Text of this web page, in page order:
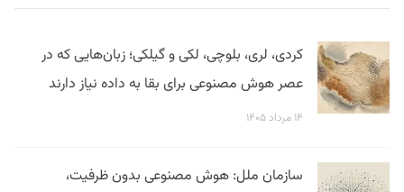
کردی، لری، بلوچی، لکی و گیلکی؛ زبان‌هایی که در
عصر هوش مصنوعی برای بقا به داده نیاز دارند
۱۴ مرداد ۱۴۰۵
سازمان ملل: هوش مصنوعی بدون ظرفیت،